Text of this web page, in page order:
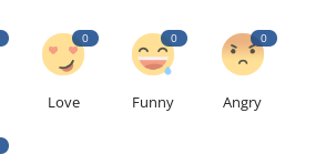
0
Love
0
Funny
0
Angry